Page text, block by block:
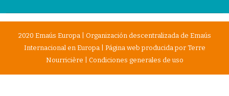
2020 Emaús Europa | Organización descentralizada de Emaús
Internacional en Europa | Página web producida por Terre
Nourricière
Condiciones generales de uso